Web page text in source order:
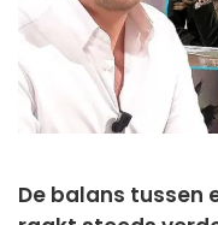
De balans tussen